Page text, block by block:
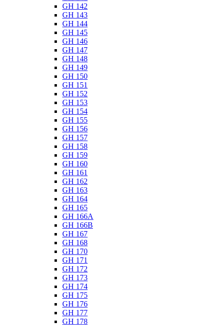
GH 142
GH 143
GH 144
GH 145
GH 146
GH 147
GH 148
GH 149
GH 150
GH 151
GH 152
GH 153
GH 154
GH 155
GH 156
GH 157
GH 158
GH 159
GH 160
GH 161
GH 162
GH 163
GH 164
GH 165
GH 166A
GH 166B
GH 167
GH 168
GH 170
GH 171
GH 172
GH 173
GH 174
GH 175
GH 176
GH 177
GH 178